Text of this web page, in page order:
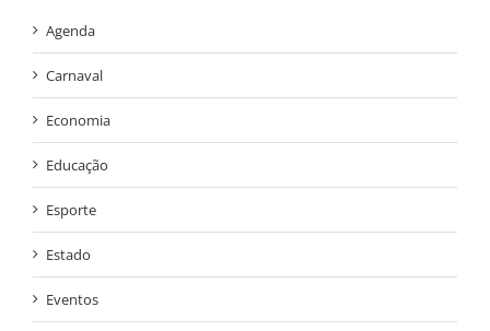
Agenda
Carnaval
Economia
Educação
Esporte
Estado
Eventos